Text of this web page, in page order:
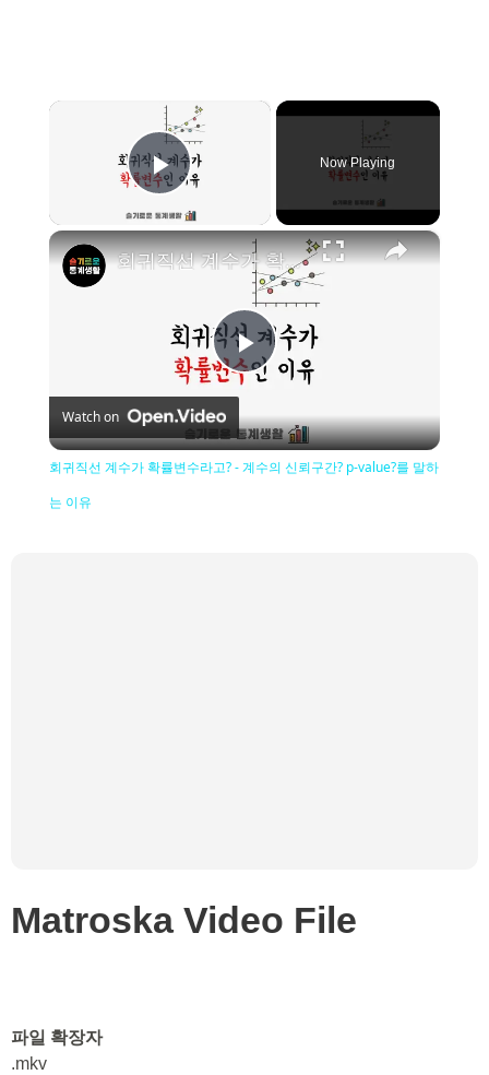
×
Play Video
Now Playing
×
Play
Video
회귀직선 계수가 확률변수라고? - 계수의 신뢰구간? p-value?를 말하는 이유
Watch on
회귀직선 계수가 확률변수라고? - 계수의 신뢰구간? p-value?를 말하
는 이유
Matroska Video File
파일 확장자
.mkv